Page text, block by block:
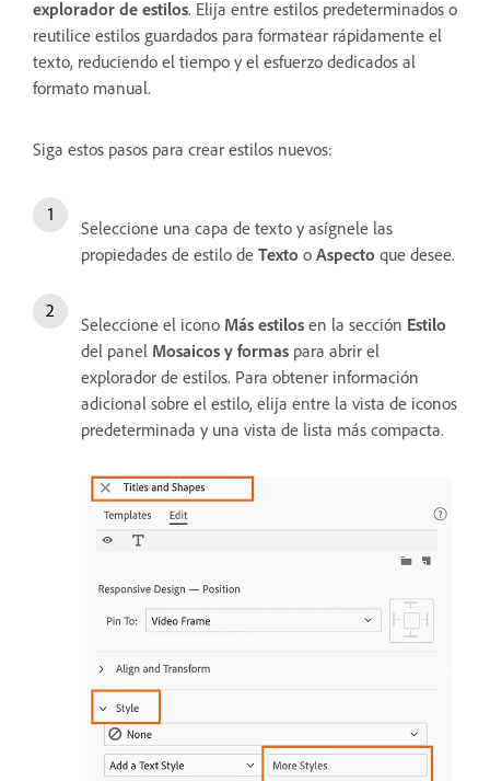
explorador de estilos. Elija entre estilos predeterminados o
reutilice estilos guardados para formatear rápidamente el
texto, reduciendo el tiempo y el esfuerzo dedicados al
formato manual.
Siga estos pasos para crear estilos nuevos:
Seleccione una capa de texto y asígnele las
propiedades de estilo de Texto o Aspecto que desee.
Seleccione el icono Más estilos en la sección Estilo
del panel Mosaicos y formas para abrir el
explorador de estilos. Para obtener información
adicional sobre el estilo, elija entre la vista de iconos
predeterminada y una vista de lista más compacta.